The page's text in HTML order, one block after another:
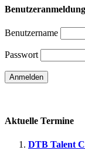
Benutzeranmeldung
Benutzername
Passwort
Aktuelle Termine
DTB Talent